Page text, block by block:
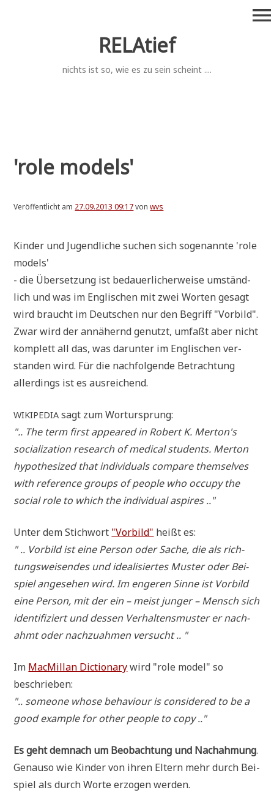
RELAtief
nichts ist so, wie es zu sein scheint ....
menu
'role models'
Veröffentlicht am 27.09.2013 09:17vonwvs
Kin­der und Jugend­li­che suchen sich soge­nann­te 'role
models'
- die Über­set­zung ist bedau­er­li­cher­wei­se umständ­
lich und was im Eng­li­schen mit zwei Wor­ten gesagt
wird braucht im Deut­schen nur den Begriff "Vor­bild".
Zwar wird der annä­hernd genutzt, umfaßt aber nicht
kom­plett all das, was dar­un­ter im Eng­li­schen ver­
stan­den wird. Für die nach­fol­gen­de Betrach­tung
aller­dings ist es ausreichend.
WIKIPEDIA sagt zum Wortursprung:
".. The term first appeared in Robert K. Merton's
socia­lizati­on rese­arch of medi­cal stu­dents. Mer­ton
hypo­the­si­zed that indi­vi­du­als compa­re them­sel­ves
with refe­rence groups of peo­p­le who occu­py the
social role to which the indi­vi­du­al aspires .."
Unter dem Stich­wort "Vor­bild" heißt es:
" .. Vor­bild ist eine Per­son oder Sache, die als rich­
tungs­wei­sen­des und idea­li­sier­tes Muster oder Bei­
spiel ange­se­hen wird. Im enge­ren Sin­ne ist Vor­bild
eine Per­son, mit der ein – meist jun­ger – Mensch sich
iden­ti­fi­ziert und des­sen Ver­hal­tens­mu­ster er nach­
ahmt oder nach­zu­ah­men versucht .. "
Im MacMil­lan Dic­tion­a­rywird "role model" so
beschrieben:
".. someone who­se beha­viour is con­side­red to be a
good exam­p­le for other peo­p­le to copy .."
Es geht dem­nach um Beob­ach­tung und Nach­ah­mung.
Genau­so wie Kin­der von ihren Eltern mehr durch Bei­
spiel als durch Wor­te erzo­gen werden.